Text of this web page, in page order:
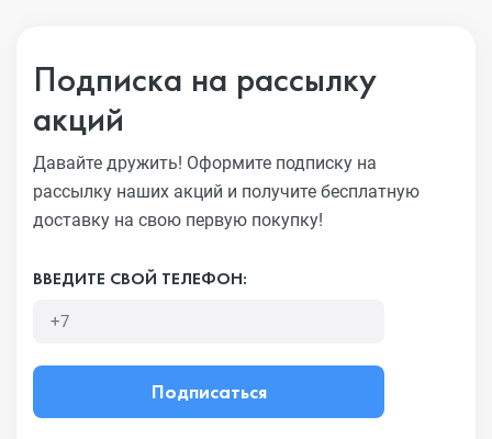
Подписка на рассылку
акций
Давайте дружить! Оформите подписку на
рассылку наших акций и получите бесплатную
доставку на свою первую покупку!
ВВЕДИТЕ СВОЙ ТЕЛЕФОН:
Подписаться